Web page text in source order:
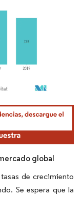
según CC BY 4.0.
global
de crecimiento
Se espera que la